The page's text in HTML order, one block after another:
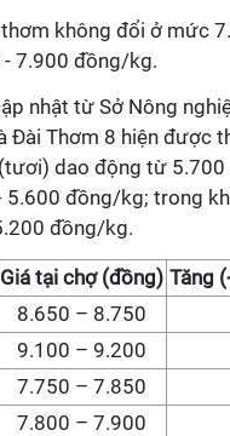
không đổi ở mức
7.900 đồng/kg.
nhật từ Sở Nông
Đài Thơm 8 hiện được
dao động từ 5.700
đồng/kg; trong
đồng/kg.
Giá tại chợ(đồng) Tăng
8.650 – 8.750
9.100 – 9.200
7.750 – 7.850
7.800 – 7.900